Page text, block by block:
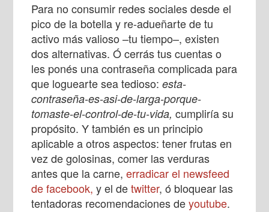
Para no consumir redes sociales desde el
pico de la botella y re-adueñarte de tu
activo más valioso –tu tiempo–, existen
dos alternativas. Ó cerrás tus cuentas o
les ponés una contraseña complicada para
que loguearte sea tedioso:esta-
contraseña-es-asi-de-larga-porque-
tomaste-el-control-de-tu-vida, cumpliría su
propósito. Y también es un principio
aplicable a otros aspectos: tener frutas en
vez de golosinas, comer las verduras
antes que la carne,erradicar el newsfeed
de facebook, y el detwitter, ó bloquear las
tentadoras recomendaciones deyoutube.